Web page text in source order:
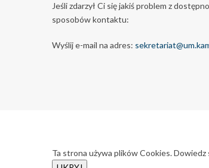
Jeśli zdarzył Ci się jakiś problem z
sposobów kontaktu:
Wyślij e-mail na adres:
Ta strona używa plików Cookies.